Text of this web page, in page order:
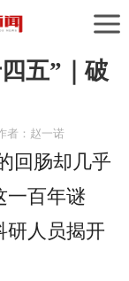
五”｜破
者：赵一诺
回肠却几乎
一百年谜
研人员揭开